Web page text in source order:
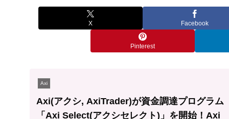
X Facebook
Pinterest
Axi
Axi(アクシ, AxiTrader)が資金調達プログラム
「Axi Select(アクシセレクト)」を開始！Axi